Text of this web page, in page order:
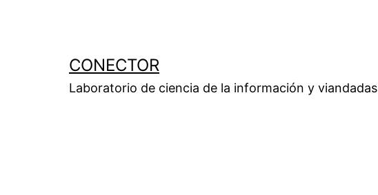
CONECTOR
Laboratorio de ciencia de la información y viandadas